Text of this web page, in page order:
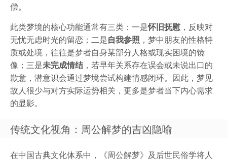
偿。
此类梦境的核心功能通常有三类：一是怀旧抚慰 ，反映对
无忧无虑时光的留恋；二是自我参照 ，梦中朋友的性格特
质或处境，往往是梦者自身某部分人格或现实困境的镜
像；三是未完成情结，若早年关系存在误会或未说出口的
歉意，潜意识会通过梦境尝试构建情感闭环。因此，梦见
故人很少与对方实际运势相关，更多是梦者当下内心需求
的显影。
传统文化视角：周公解梦的吉凶隐喻
在中国古典文化体系中，《周公解梦》及后世民俗学将人